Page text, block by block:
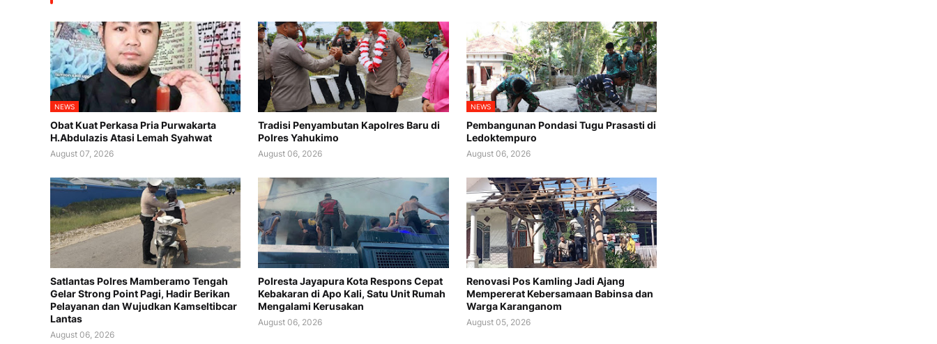
NEWS
Obat Kuat Perkasa Pria Purwakarta
H.Abdulazis Atasi Lemah Syahwat
August 07, 2026
Tradisi Penyambutan Kapolres Baru di
Polres Yahukimo
August 06, 2026
NEWS
Pembangunan Pondasi Tugu Prasasti di
Ledoktempuro
August 06, 2026
Satlantas Polres Mamberamo Tengah
Gelar Strong Point Pagi, Hadir Berikan
Pelayanan dan Wujudkan Kamseltibcar
Lantas
August 06, 2026
Polresta Jayapura Kota Respons Cepat
Kebakaran di Apo Kali, Satu Unit Rumah
Mengalami Kerusakan
August 06, 2026
Renovasi Pos Kamling Jadi Ajang
Mempererat Kebersamaan Babinsa dan
Warga Karanganom
August 05, 2026